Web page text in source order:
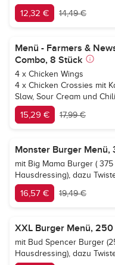
12,32 € 14,49 €
Menü - Farmers &
Combo, 8 Stück
4 x Chicken Wings
4 x Chicken Crossies mit
Slaw, Sour Cream und
15,29 € 17,99 €
Monster Burger Menü,
mit Big Mama Burger (
Hausdressing), dazu
16,57 € 19,49 €
XXL Burger Menü, 250
mit Bud Spencer Burger
Hausdressing), dazu